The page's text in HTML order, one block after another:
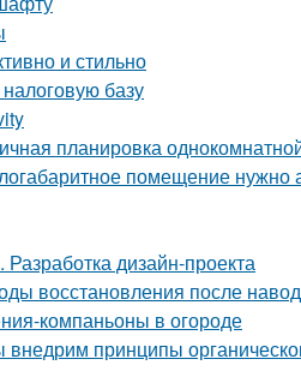
и стильно
базу
планировка
помещение нужно
дизайн-проекта
восстановления после
компаньоны в огороде
принципы